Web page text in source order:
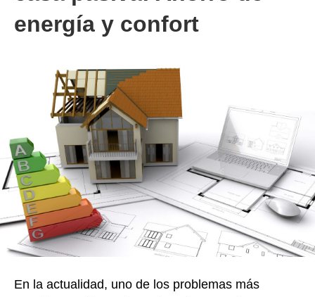
energía y confort
En la actualidad, uno de los problemas más